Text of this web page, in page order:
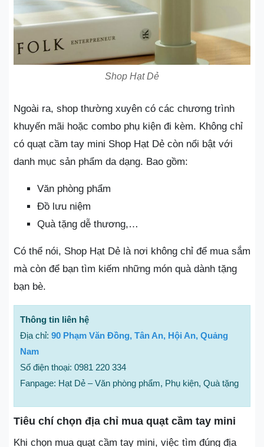
Shop Hạt Dẻ
Ngoài ra, shop thường xuyên có các chương trình
khuyến mãi hoặc combo phụ kiện đi kèm. Không chỉ
có quạt cầm tay mini Shop Hạt Dẻ còn nổi bật với
danh mục sản phẩm da dạng. Bao gồm:
Văn phòng phẩm
Đồ lưu niệm
Quà tặng dễ thương,…
Có thể nói, Shop Hạt Dẻ là nơi không chỉ để mua sắm
mà còn để bạn tìm kiếm những món quà dành tặng
bạn bè.
Thông tin liên hệ
Địa chỉ: 90 Phạm Văn Đồng, Tân An, Hội An, Quảng
Nam
Số điện thoại: 0981 220 334
Fanpage: Hạt Dẻ – Văn phòng phẩm, Phụ kiện, Quà tặng
Tiêu chí chọn địa chỉ mua quạt cầm tay mini
Khi chọn mua quạt cầm tay mini, việc tìm đúng địa